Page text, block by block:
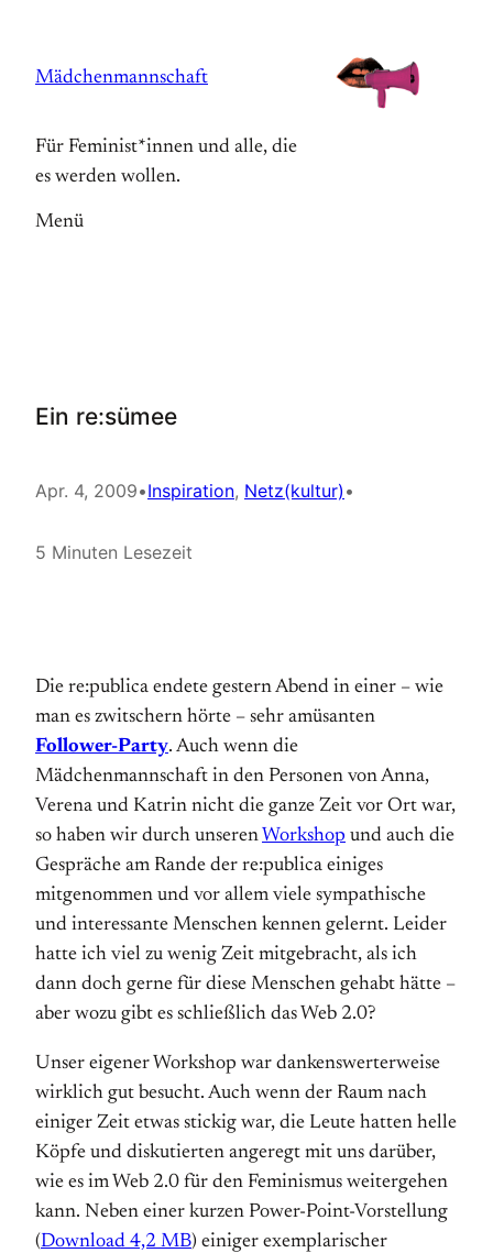
springen
Mädchenmannschaft
Für Feminist*innen und alle, die
es werden wollen.
Menü
Ein re:sümee
Apr. 4, 2009•Inspiration, Netz(kultur) •
5 Minuten Lesezeit
Die re:publica endete gestern Abend in einer – wie
man es zwitschern hörte – sehr amüsanten
Follower-Party. Auch wenn die
Mädchenmannschaft in den Personen von Anna,
Verena und Katrin nicht die ganze Zeit vor Ort war,
so haben wir durch unseren Workshop und auch die
Gespräche am Rande der re:publica einiges
mitgenommen und vor allem viele sympathische
und interessante Menschen kennen gelernt. Leider
hatte ich viel zu wenig Zeit mitgebracht, als ich
dann doch gerne für diese Menschen gehabt hätte –
aber wozu gibt es schließlich das Web 2.0?
Unser eigener Workshop war dankenswerterweise
wirklich gut besucht. Auch wenn der Raum nach
einiger Zeit etwas stickig war, die Leute hatten helle
Köpfe und diskutierten angeregt mit uns darüber,
wie es im Web 2.0 für den Feminismus weitergehen
kann. Neben einer kurzen Power-Point-Vorstellung
(Download 4,2 MB) einiger exemplarischer